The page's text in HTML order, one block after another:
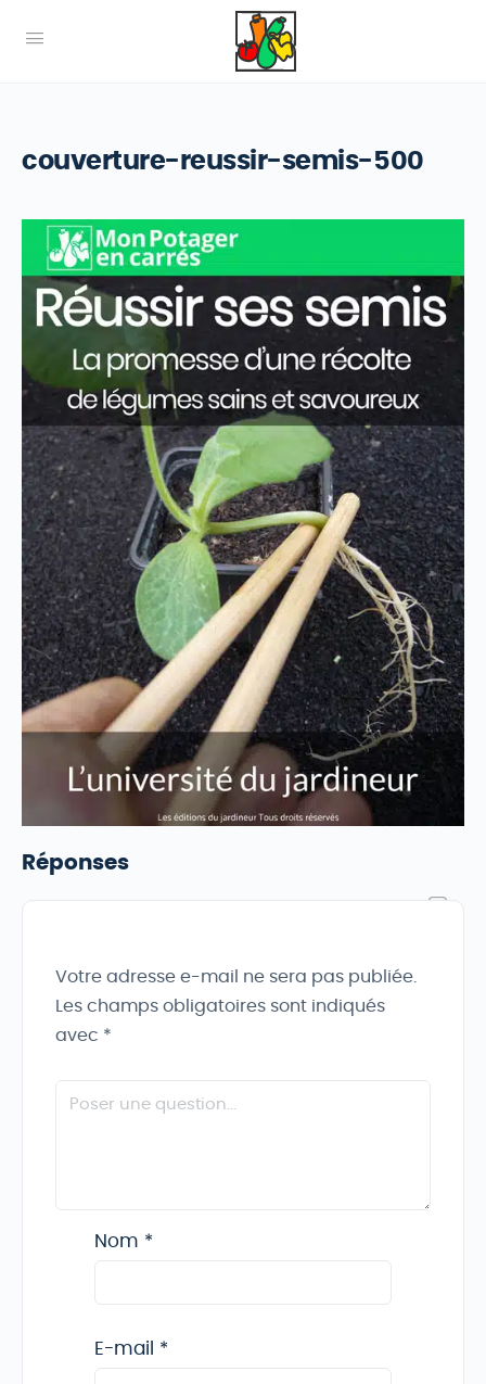
couverture-reussir-semis-500
Réponses
Votre adresse e-mail ne sera pas publiée.
Les champs obligatoires sont indiqués
avec *
Nom *
E-mail *